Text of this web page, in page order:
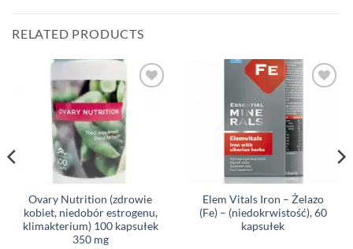
RELATED PRODUCTS
Ovary Nutrition (zdrowie
kobiet, niedobór estrogenu,
klimakterium) 100 kapsułek
350 mg
Elem Vitals Iron – Żelazo
(Fe) – (niedokrwistość), 60
kapsułek